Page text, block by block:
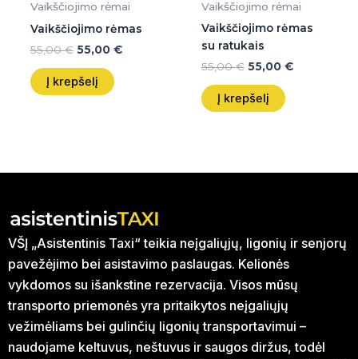
Vaikščiojimo rėmai
Vaikščiojimo rėmas
55,00€ 55,00 €
Į krepšelį
Vaikščiojimo rėmai
Vaikščiojimo rėmas
su ratukais
55,00€ 55,00 €
Į krepšelį
VŠĮ „Asistentinis Taxi“ teikia neįgaliųjų, ligonių ir senjorų
pavežėjimo bei asistavimo paslaugas. Kelionės
vykdomos su išankstine rezervacija. Visos mūsų
transporto priemonės yra pritaikytos neįgaliųjų
vežimėliams bei gulinčių ligonių transportavimui –
naudojame keltuvus, neštuvus ir saugos diržus, todėl